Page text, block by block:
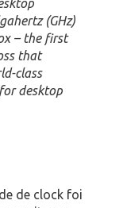
(GHz)
– the first
that
class
desktop
de clock foi